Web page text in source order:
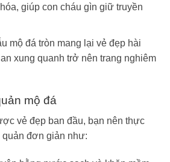
giúp con cháu gìn giữ truyền
mộ đá tròn mang lại vẻ đẹp hài
xung quanh trở nên trang nghiêm
mộ đá
vẻ đẹp ban đầu, bạn nên thực
quản đơn giản như: